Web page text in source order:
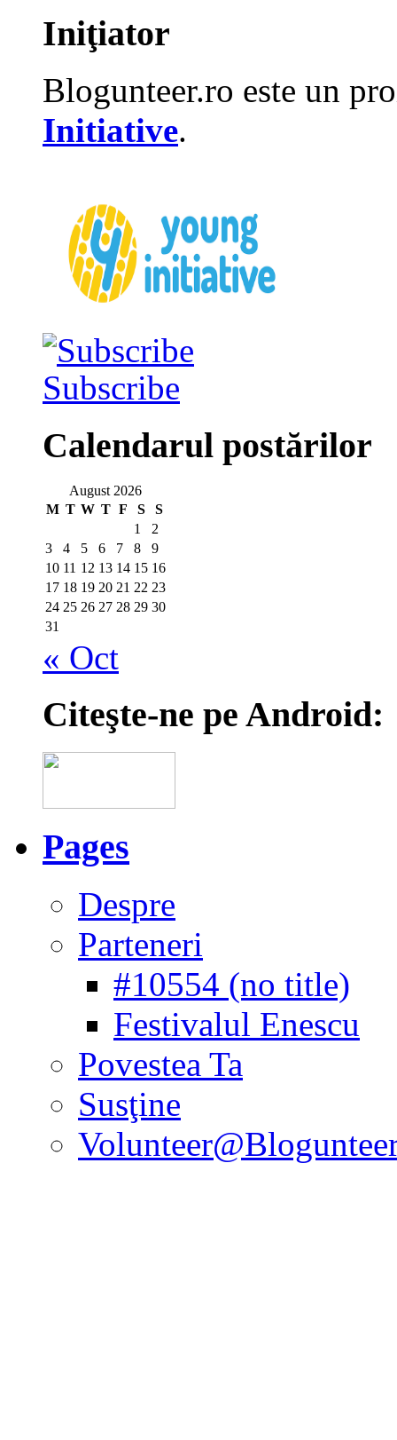
Iniţiator
Blogunteer.ro este un
Initiative.
Subscribe
Calendarul postărilor
August 2026
M T W T F S
S
1
2
3
4 5 6 7 8
9
10 11 12 13 14 15 16
17 18 19 20 21 22 23
24 25 26 27 28 29 30
31
« Oct
Citeşte-ne pe Android:
Pages
Despre
Parteneri
#10554 (no title)
Festivalul Enescu
Povestea Ta
Susţine